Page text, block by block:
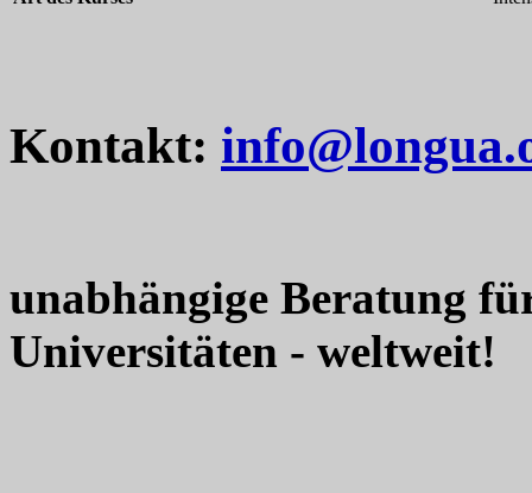
Kontakt:
unabhängige Beratung
Universitäten - weltweit!